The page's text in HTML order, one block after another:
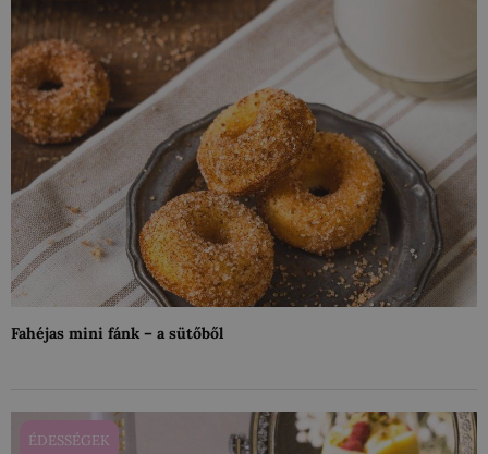
Fahéjas mini fánk – a sütőből
ÉDESSÉGEK